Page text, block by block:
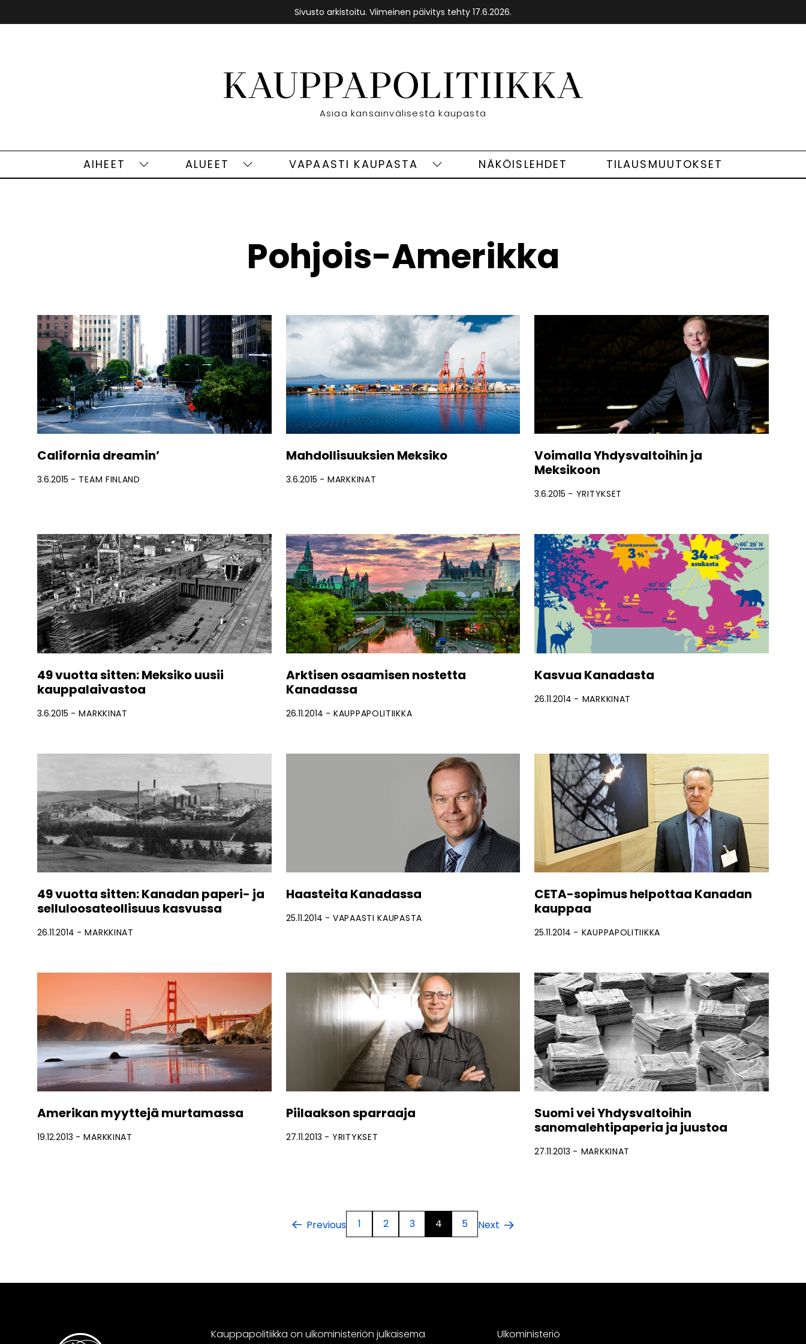
Sivusto arkistoitu. Viimeinen päivitys tehty 17.6.2026.
Etusivu
Asiaa kansainvälisestä kaupasta
AIHEET
Aiheet
ALUEET
Alueet
VAPAASTI KAUPASTA
VapaastiNÄKÖISLEHDET TILAUSMUUTOKSET
Pohjois-Amerikka
California dreamin’
3.6.2015 TEAM FINLAND
Mahdollisuuksien Meksiko
3.6.2015 MARKKINAT
Voimalla Yhdysvaltoihin ja
Meksikoon
3.6.2015 YRITYKSET
49 vuotta sitten: Meksiko uusii
kauppalaivastoa
3.6.2015 MARKKINAT
Arktisen osaamisen nostetta
Kanadassa
26.11.2014 KAUPPAPOLITIIKKA
Kasvua Kanadasta
26.11.2014 MARKKINAT
49 vuotta sitten: Kanadan paperi- ja
selluloosateollisuus kasvussa
26.11.2014 MARKKINAT
Haasteita Kanadassa
25.11.2014 VAPAASTI KAUPASTA
CETA-sopimus helpottaa Kanadan
kauppaa
25.11.2014 KAUPPAPOLITIIKKA
Amerikan myyttejä murtamassa
19.12.2013 MARKKINAT
Piilaakson sparraaja
27.11.2013 YRITYKSET
Suomi vei Yhdysvaltoihin
sanomalehtipaperia ja juustoa
27.11.2013 MARKKINAT
Previous 1 2 3 4 5 Next
Kauppapolitiikka on ulkoministeriön julkaisema Ulkoministeriö